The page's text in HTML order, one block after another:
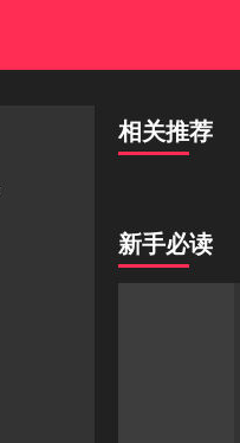
相关推荐
新手必读